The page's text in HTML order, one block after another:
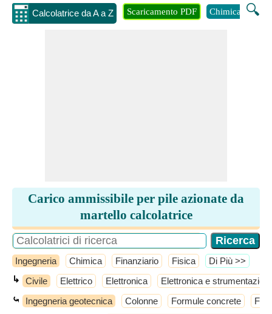
Calcolatrice da A a Z 🔍
Scaricamento PDF Chimica
Carico ammissibile per pile azionate da
martello calcolatrice
Ingegneria Chimica Finanziario Fisica ​Di Più >>
↳ Civile Elettrico Elettronica Elettronica e
⤿ Ingegneria geotecnica Colonne Formule concrete